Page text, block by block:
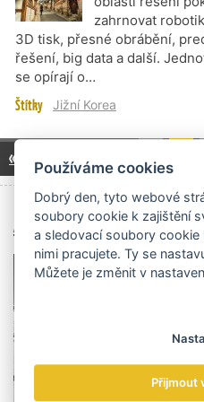
zahrnovat
3D tisk, přesné obrábění,
řešení, big data a další.
se opírají o…
Štítky Jižní Korea
« předchozí
Archiv čísel
Používáme cookies
Dobrý den, tyto webové
soubory cookie k zajištění
a sledovací soubory
nimi pracujete. Ty se
Můžete je změnit v
Přijmout